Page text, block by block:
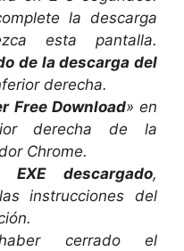
la descarga
esta pantalla.
de la descarga del
derecha.
Free Download» en
derecha de la
Chrome.
descargado,
instrucciones del
cerrado el